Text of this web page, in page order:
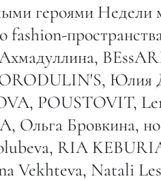
героями Недели
fashion-
Юлия
POUSTOVIT,
Ольга Бровкина,
RIA
Vekhteva, Natali